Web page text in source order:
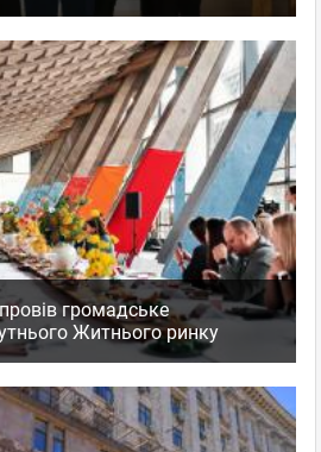
громадське
Житнього ринку